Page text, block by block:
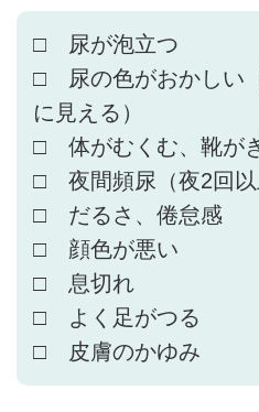
□ 尿が泡立つ
□ 尿の色がおかしい
に見える）
□ 体がむくむ、靴が
□ 夜間頻尿（夜2回以
□ だるさ、倦怠感
□ 顔色が悪い
□ 息切れ
□ よく足がつる
□ 皮膚のかゆみ